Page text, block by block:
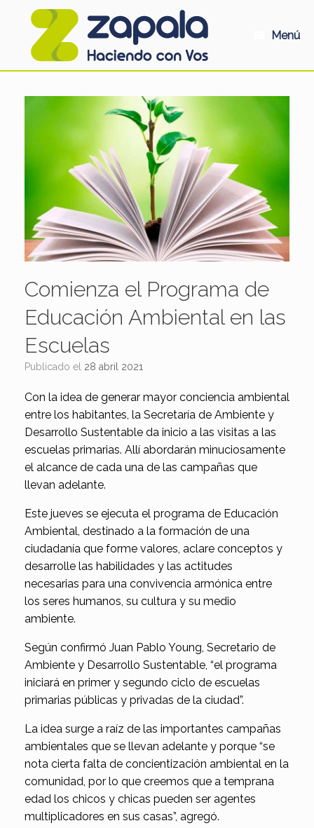
Menú
Comienza el Programa de
Educación Ambiental en las
Escuelas
Publicado el 28 abril 2021
Con la idea de generar mayor conciencia ambiental
entre los habitantes, la Secretaría de Ambiente y
Desarrollo Sustentable da inicio a las visitas a las
escuelas primarias. Allí abordarán minuciosamente
el alcance de cada una de las campañas que
llevan adelante.
Este jueves se ejecuta el programa de Educación
Ambiental, destinado a la formación de una
ciudadanía que forme valores, aclare conceptos y
desarrolle las habilidades y las actitudes
necesarias para una convivencia armónica entre
los seres humanos, su cultura y su medio
ambiente.
Según confirmó Juan Pablo Young, Secretario de
Ambiente y Desarrollo Sustentable, “el programa
iniciará en primer y segundo ciclo de escuelas
primarias públicas y privadas de la ciudad”.
La idea surge a raíz de las importantes campañas
ambientales que se llevan adelante y porque “se
nota cierta falta de concientización ambiental en la
comunidad, por lo que creemos que a temprana
edad los chicos y chicas pueden ser agentes
multiplicadores en sus casas”, agregó.